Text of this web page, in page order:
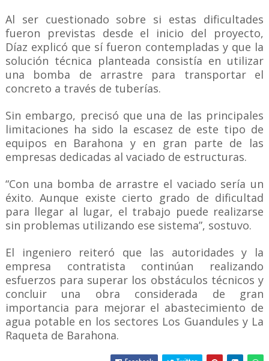
Al ser cuestionado sobre si estas dificultades
fueron previstas desde el inicio del proyecto,
Díaz explicó que sí fueron contempladas y que la
solución técnica planteada consistía en utilizar
una bomba de arrastre para transportar el
concreto a través de tuberías.
Sin embargo, precisó que una de las principales
limitaciones ha sido la escasez de este tipo de
equipos en Barahona y en gran parte de las
empresas dedicadas al vaciado de estructuras.
“Con una bomba de arrastre el vaciado sería un
éxito. Aunque existe cierto grado de dificultad
para llegar al lugar, el trabajo puede realizarse
sin problemas utilizando ese sistema”, sostuvo.
El ingeniero reiteró que las autoridades y la
empresa contratista continúan realizando
esfuerzos para superar los obstáculos técnicos y
concluir una obra considerada de gran
importancia para mejorar el abastecimiento de
agua potable en los sectores Los Guandules y La
Raqueta de Barahona.